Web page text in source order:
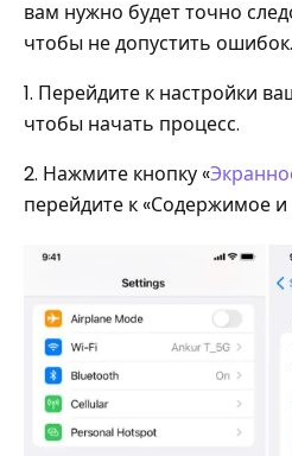
вам нужно будет точно
чтобы не допустить
1. Перейдите к настройки
чтобы начать процесс.
2. Нажмите кнопку «
перейдите к «Содержимое